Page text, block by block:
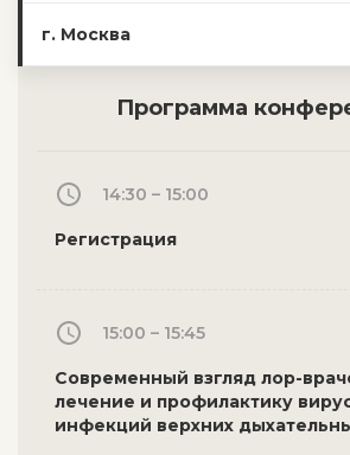
г. Москва
Программа
14:30 – 15:00
Регистрация
15:00 – 15:45
Современный взгляд лор-
лечение и профилактику
инфекций верхних